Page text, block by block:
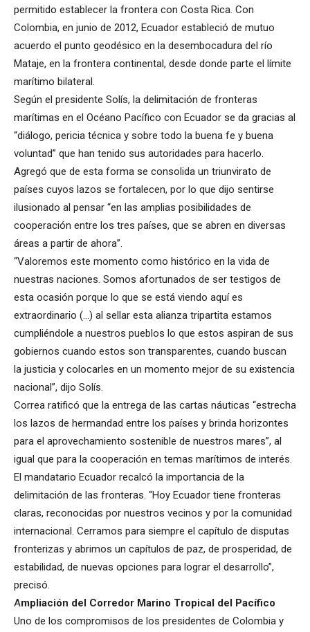
permitido establecer la frontera con Costa Rica. Con
Colombia, en junio de 2012, Ecuador estableció de mutuo
acuerdo el punto geodésico en la desembocadura del río
Mataje, en la frontera continental, desde donde parte el límite
marítimo bilateral.
Según el presidente Solís, la delimitación de fronteras
marítimas en el Océano Pacífico con Ecuador se da gracias al
“diálogo, pericia técnica y sobre todo la buena fe y buena
voluntad” que han tenido sus autoridades para hacerlo.
Agregó que de esta forma se consolida un triunvirato de
países cuyos lazos se fortalecen, por lo que dijo sentirse
ilusionado al pensar “en las amplias posibilidades de
cooperación entre los tres países, que se abren en diversas
áreas a partir de ahora”.
“Valoremos este momento como histórico en la vida de
nuestras naciones. Somos afortunados de ser testigos de
esta ocasión porque lo que se está viendo aquí es
extraordinario (…) al sellar esta alianza tripartita estamos
cumpliéndole a nuestros pueblos lo que estos aspiran de sus
gobiernos cuando estos son transparentes, cuando buscan
la justicia y colocarles en un momento mejor de su existencia
nacional”, dijo Solís.
Correa ratificó que la entrega de las cartas náuticas “estrecha
los lazos de hermandad entre los países y brinda horizontes
para el aprovechamiento sostenible de nuestros mares”, al
igual que para la cooperación en temas marítimos de interés.
El mandatario Ecuador recalcó la importancia de la
delimitación de las fronteras. “Hoy Ecuador tiene fronteras
claras, reconocidas por nuestros vecinos y por la comunidad
internacional. Cerramos para siempre el capítulo de disputas
fronterizas y abrimos un capítulos de paz, de prosperidad, de
estabilidad, de nuevas opciones para lograr el desarrollo”,
precisó.
Ampliación del Corredor Marino Tropical del Pacífico
Uno de los compromisos de los presidentes de Colombia y